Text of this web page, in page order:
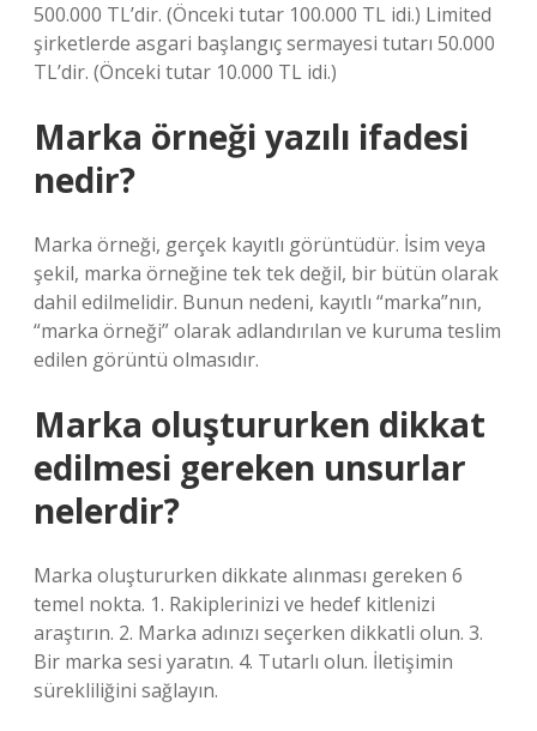
500.000 TL’dir. (Önceki tutar 100.000 TL idi.) Limited
şirketlerde asgari başlangıç ​​sermayesi tutarı 50.000
TL’dir. (Önceki tutar 10.000 TL idi.)
Marka örneği yazılı ifadesi
nedir?
Marka örneği, gerçek kayıtlı görüntüdür. İsim veya
şekil, marka örneğine tek tek değil, bir bütün olarak
dahil edilmelidir. Bunun nedeni, kayıtlı “marka”nın,
“marka örneği” olarak adlandırılan ve kuruma teslim
edilen görüntü olmasıdır.
Marka oluştururken dikkat
edilmesi gereken unsurlar
nelerdir?
Marka oluştururken dikkate alınması gereken 6
temel nokta. 1. Rakiplerinizi ve hedef kitlenizi
araştırın. 2. Marka adınızı seçerken dikkatli olun. 3.
Bir marka sesi yaratın. 4. Tutarlı olun. İletişimin
sürekliliğini sağlayın.